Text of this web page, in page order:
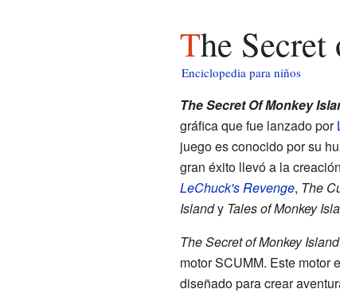
The
Enciclopedia para niños
The Secret Of Monkey
gráfica que fue lanzado por
juego es conocido por su
gran éxito llevó a la
LeChuck's Revenge, The
Islandy Tales of Monkey
The Secret of Monkey Island
motor SCUMM. Este motor
diseñado para crear